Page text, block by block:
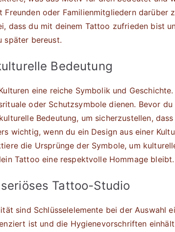
Freunden oder Familienmitgliedern darüber
dass du mit deinem Tattoo zufrieden bist
später bereust.
Bedeutung
eine reiche Symbolik und
oder Schutzsymbole dienen. Bevor
Bedeutung, um sicherzustellen,
wichtig, wenn du ein Design aus einer
die Ursprünge der Symbole, um
Tattoo eine respektvolle Hommage bleibt.
Tattoo-Studio
sind Schlüsselelemente bei der Auswahl
ist und die Hygienevorschriften